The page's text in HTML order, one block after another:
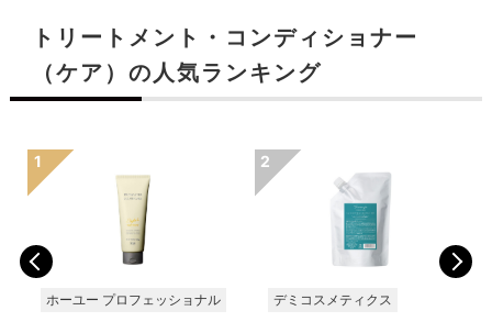
トリートメント・コンディショナー
（ケア）の人気ランキング
ホーユー プロフェッショナル デミコスメティクス